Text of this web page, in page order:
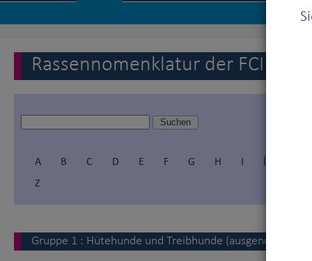
Rassennomenklatur der FCI
A B C D E F G H I Í
Z
Gruppe 1 : Hütehunde und Treibhunde (ausgenommen